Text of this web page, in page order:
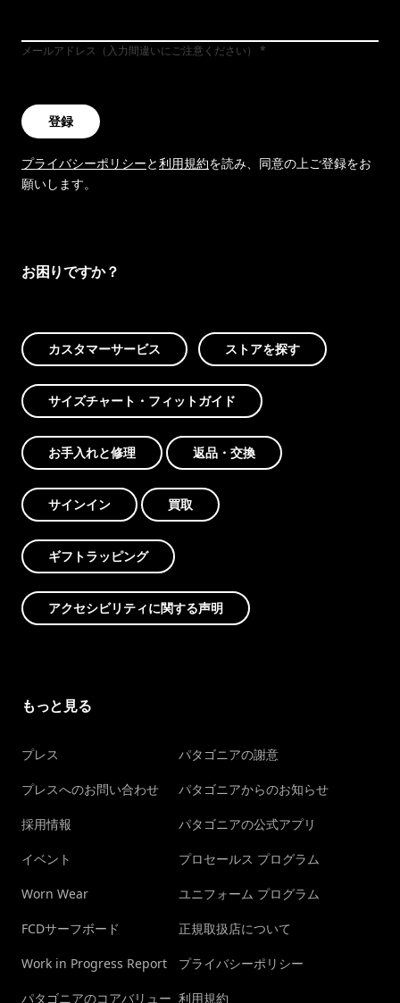
メールアドレス（入力間違いにご注意ください）
登録
プライバシーポリシーと利用規約を読み、同意の上ご登録をお
願いします。
お困りですか？
カスタマーサービス ストアを探す
サイズチャート・フィットガイド
お手入れと修理 返品・交換
サインイン 買取
ギフトラッピング
アクセシビリティに関する声明
もっと見る
プレス
プレスへのお問い合わせ
採用情報
イベント
Worn Wear
FCDサーフボード
Work in Progress Report
パタゴニアのコアバリュー
パタゴニアの謝意
パタゴニアからのお知らせ
パタゴニアの公式アプリ
プロセールス プログラム
ユニフォーム プログラム
正規取扱店について
プライバシーポリシー
利用規約